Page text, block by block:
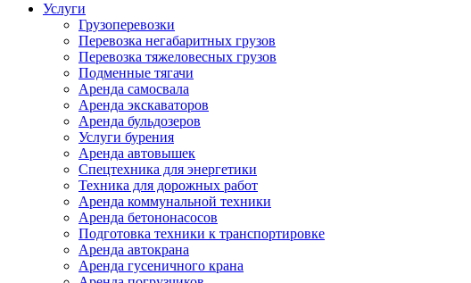
Услуги
Грузоперевозки
Перевозка негабаритных грузов
Перевозка тяжеловесных грузов
Подменные тягачи
Аренда самосвала
Аренда экскаваторов
Аренда бульдозеров
Услуги бурения
Аренда автовышек
Спецтехника для энергетики
Техника для дорожных работ
Аренда коммунальной техники
Аренда бетононасосов
Подготовка техники к транспортировке
Аренда автокрана
Аренда гусеничного крана